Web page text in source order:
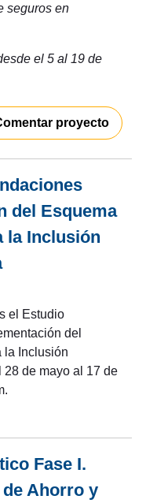
seguros en
el 5 al 19 de
proyecto
del Esquema
la Inclusión
el Estudio
del
la Inclusión
de mayo al 17 de
Fase I.
Ahorro y